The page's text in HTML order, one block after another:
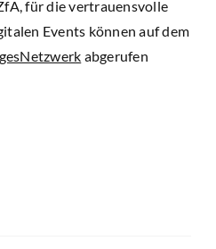
für die vertrauensvolle
Events können auf dem
abgerufen